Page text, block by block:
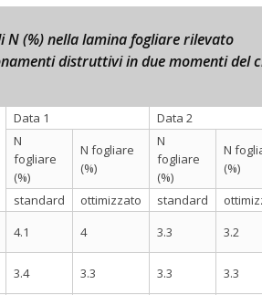
N (%) nella lamina fogliare rilevato
distruttivi in due momenti del
Data 1
Data 2
N
fogliare
(%)
N fogliare
(%)
N
fogliare
(%)
N
(%)
standard
ottimizzato standard
4.1 4 3.3
3.2
3.4 3.3 3.3
3.3